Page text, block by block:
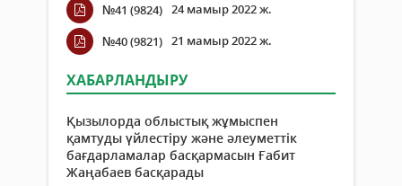
№41 (9824) 24 мамыр 2022 ж.
№40 (9821) 21 мамыр 2022 ж.
ХАБАРЛАНДЫРУ
Қызылорда облыстық жұмыспен
қамтуды үйлестіру және әлеуметтік
бағдарламалар басқармасын Ғабит
Жаңабаев басқарады